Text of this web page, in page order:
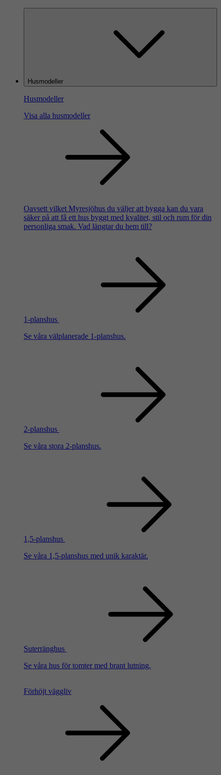
Husmodeller
Husmodeller
Visa alla husmodeller
Oavsett vilket Myresjöhus du väljer att bygga kan du vara
säker på att få ett hus byggt med kvalitet, stil och rum för din
personliga smak. Vad längtar du hem till?
1-planshus
Se våra välplanerade 1-planshus.
2-planshus
Se våra stora 2-planshus.
1,5-planshus
Se våra 1,5-planshus med unik karaktär.
Suterränghus
Se våra hus för tomter med brant lutning.
Förhöjt väggliv